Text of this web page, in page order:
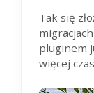
Tak się
pluginem
więcej